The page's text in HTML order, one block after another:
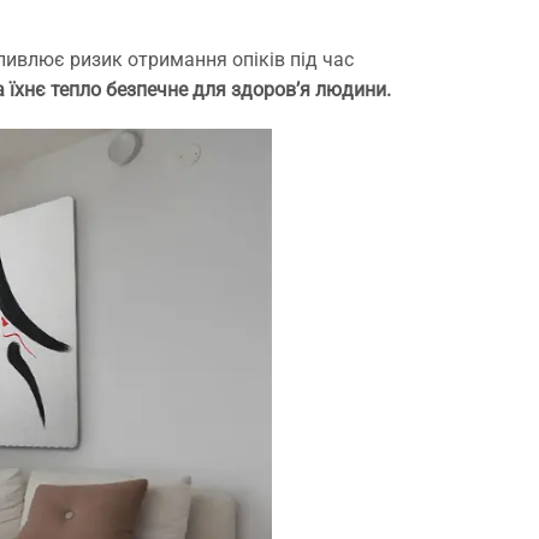
ризик отримання опіків під час
їхнє тепло безпечне для здоров’я людини.